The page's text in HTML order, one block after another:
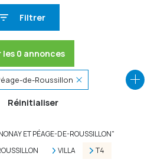
Filtrer
les 0 annonces
de-Roussillon
Réinitialiser
ET PÉAGE-DE-ROUSSILLON"
VILLA T4